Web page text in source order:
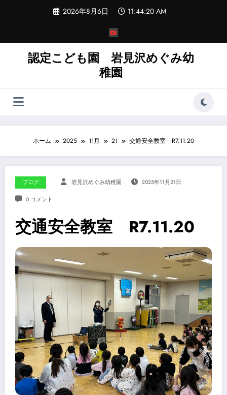
ツ
プ
2026年8月6日 11:44:21 AM
認定こども園 岩見沢めぐみ幼
稚園
ホーム 2025 11月 21 交通安全教室 R7.11.20
ブログ 岩見沢めぐみ幼稚園 2025年11月21日
0 コメント
交通安全教室 R7.11.20